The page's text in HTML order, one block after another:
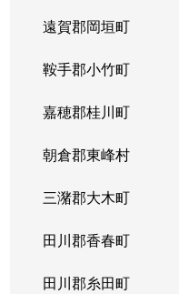
遠賀郡岡垣町
鞍手郡小竹町
嘉穂郡桂川町
朝倉郡東峰村
三潴郡大木町
田川郡香春町
田川郡糸田町